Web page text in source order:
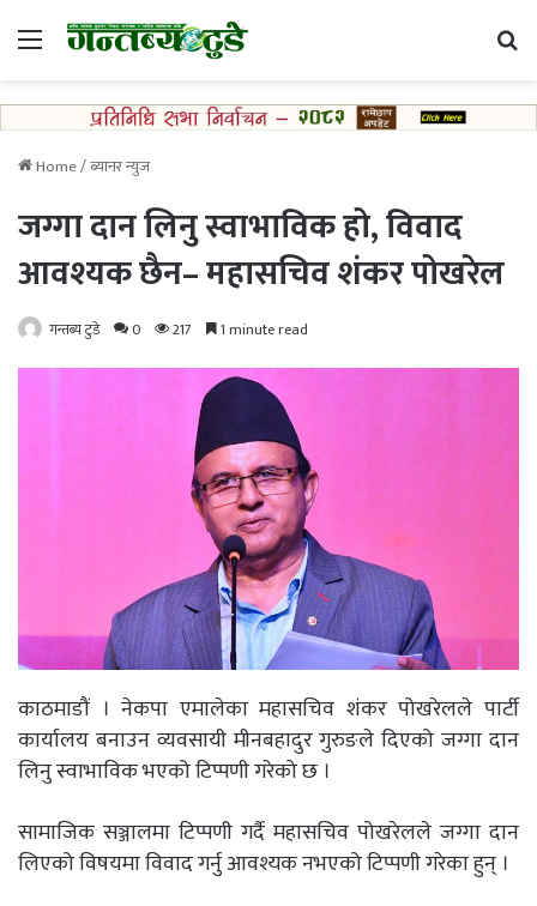
Menu
Home/ब्यानर न्युज
जग्गा दान लिनु स्वाभाविक हो, विवाद
आवश्यक छैन– महासचिव शंकर पोखरेल
गन्तब्य टुडे 0 217 1 minute read
काठमाडौं । नेकपा एमालेका महासचिव शंकर पोखरेलले पार्टी
कार्यालय बनाउन व्यवसायी मीनबहादुर गुरुङले दिएको जग्गा दान
लिनु स्वाभाविक भएको टिप्पणी गरेको छ ।
सामाजिक सञ्जालमा टिप्पणी गर्दै महासचिव पोखरेलले जग्गा दान
लिएको विषयमा विवाद गर्नु आवश्यक नभएको टिप्पणी गरेका हुन् ।